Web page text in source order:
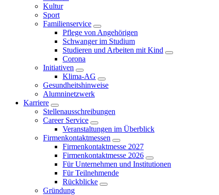
Kultur
Sport
Familienservice
Pflege von Angehörigen
Schwanger im Studium
Studieren und Arbeiten mit Kind
Corona
Initiativen
Klima-AG
Gesundheitshinweise
Alumninetzwerk
Karriere
Stellenausschreibungen
Career Service
Veranstaltungen im Überblick
Firmenkontaktmessen
Firmenkontaktmesse 2027
Firmenkontaktmesse 2026
Für Unternehmen und Institutionen
Für Teilnehmende
Rückblicke
Gründung